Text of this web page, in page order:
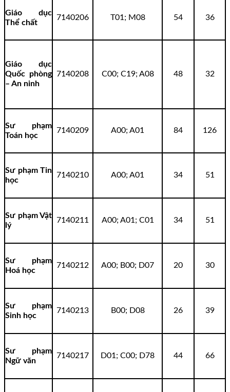
Giáo dục
Thể chất
7140206 T01; M08 54 36
Giáo dục
Quốc phòng
– An ninh
7140208 C00; C19; A08 48 32
Sư phạm
Toán học
7140209 A00; A01 84 126
Sư phạm Tin
học
7140210 A00; A01 34 51
Sư phạm Vật
lý
7140211 A00; A01; C01 34 51
Sư phạm
Hoá học
7140212 A00; B00; D07 20 30
Sư phạm
Sinh học
7140213 B00; D08 26 39
Sư phạm
Ngữ văn
7140217 D01; C00; D78 44 66